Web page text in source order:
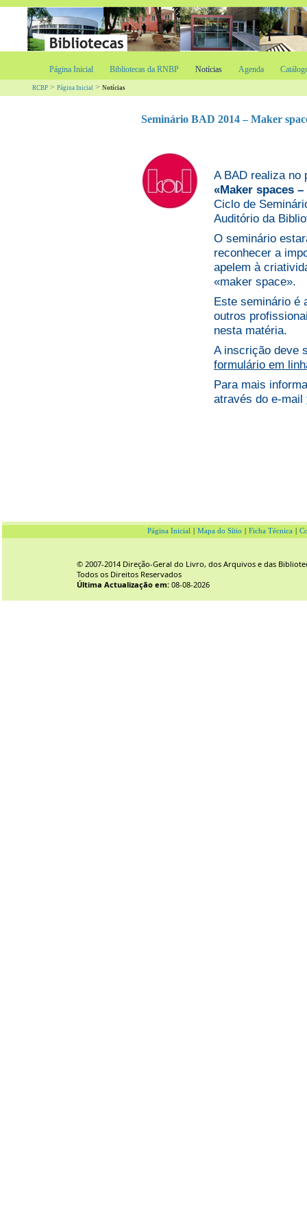
Página Inicial Bibliotecas da RNBP Notícias Agenda
RCBP > Página Inicial > Notícias
Seminário BAD 2014 – Maker
A BAD realiza no
«Maker spaces
Ciclo de
Auditório da
O seminário
reconhecer a
apelem à
«maker space».
Este seminário é
outros
nesta matéria.
A inscrição deve
formulário em
Para mais
através do e-mail
Página Inicial Mapa do Sítio Ficha Técnica
© 2007-2014 Direção-Geral do Livro, dos Arquivos e das
Todos os Direitos Reservados
Última Actualização em: 08-08-2026